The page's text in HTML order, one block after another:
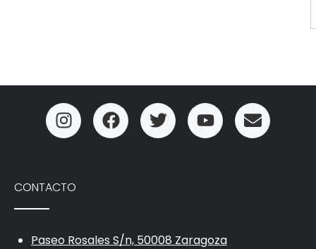
CONTACTO
Paseo Rosales S/n, 50008 Zaragoza